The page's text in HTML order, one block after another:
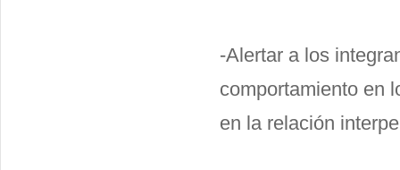
-Alertar a los
comportamiento en
en la relación